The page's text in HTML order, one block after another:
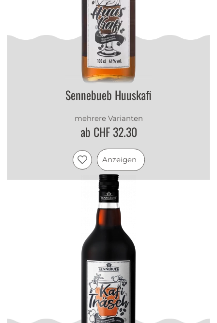
Sennebueb Huuskafi
mehrere Varianten
ab CHF 32.30
Anzeigen